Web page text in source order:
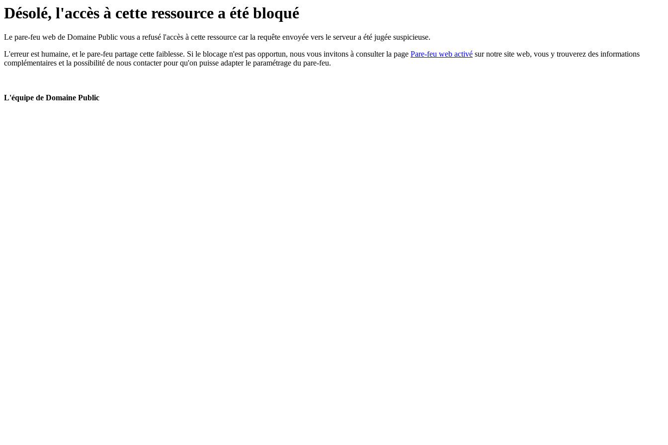
Désolé, l'accès à cette ressource a été bloqué
Le pare-feu web de Domaine Public vous a refusé l'accès à cette ressource car la requête envoyée vers le serveur a été jugée suspicieuse.
L'erreur est humaine, et le pare-feu partage cette faiblesse. Si le blocage n'est pas opportun, nous vous invitons à consulter la page Pare-feu web activé sur notre site web, vous y trouverez des informations
complémentaires et la possibilité de nous contacter pour qu'on puisse adapter le paramétrage du pare-feu.
L'équipe de Domaine Public